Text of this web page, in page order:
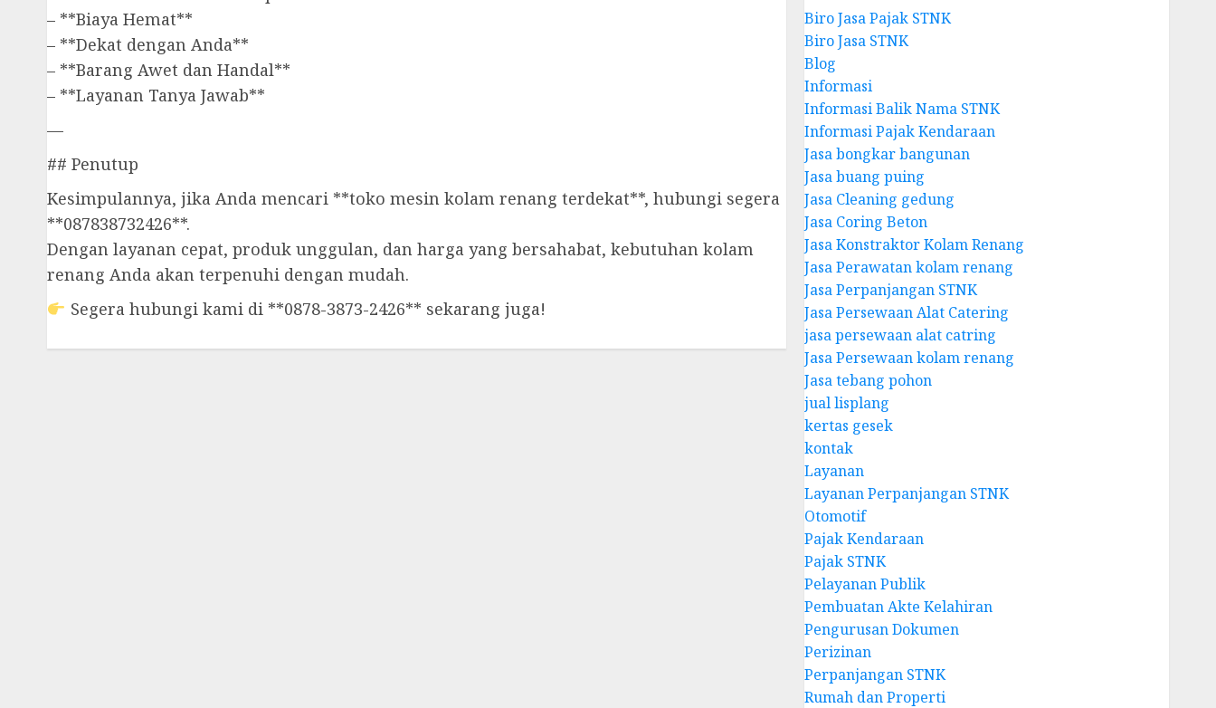
– **Biaya Hemat**
– **Dekat dengan Anda**
– **Barang Awet dan Handal**
– **Layanan Tanya Jawab**
—
## Penutup
Kesimpulannya, jika Anda mencari **toko mesin kolam renang terdekat**, hubungi segera
**087838732426**.
Dengan layanan cepat, produk unggulan, dan harga yang bersahabat, kebutuhan kolam
renang Anda akan terpenuhi dengan mudah.
Segera hubungi kami di **0878-3873-2426** sekarang juga!
Biro Jasa Pajak STNK
Biro Jasa STNK
Blog
Informasi
Informasi Balik Nama STNK
Informasi Pajak Kendaraan
Jasa bongkar bangunan
Jasa buang puing
Jasa Cleaning gedung
Jasa Coring Beton
Jasa Konstraktor Kolam Renang
Jasa Perawatan kolam renang
Jasa Perpanjangan STNK
Jasa Persewaan Alat Catering
jasa persewaan alat catring
Jasa Persewaan kolam renang
Jasa tebang pohon
jual lisplang
kertas gesek
kontak
Layanan
Layanan Perpanjangan STNK
Otomotif
Pajak Kendaraan
Pajak STNK
Pelayanan Publik
Pembuatan Akte Kelahiran
Pengurusan Dokumen
Perizinan
Perpanjangan STNK
Rumah dan Properti